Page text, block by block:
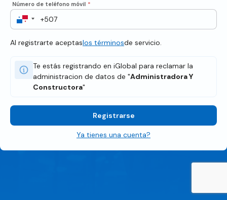
Número de teléfono móvil *
Al registrarte aceptaslos términosde servicio.
Te estás registrando en iGlobal para reclamar la
administracion de datos de "Administradora Y
Constructora"
Registrarse
Ya tienes una cuenta?